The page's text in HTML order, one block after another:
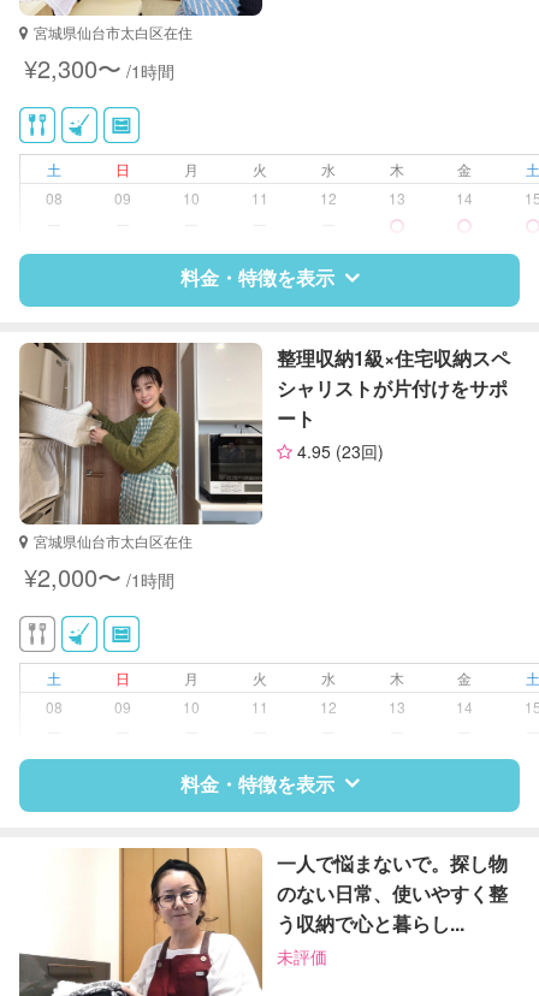
対応可能/特徴
ゴミの分別/ゴミ出し
夜間対応
片付け/整理整頓
宮城県仙台市太白区在住
¥2,300〜 /1時間
土 日 月 火 水 木 金
08
09 10 11 12 13 14
料金・特徴を表示
特徴 料金 レビュー
サポートの特徴
資格 整理収納アドバイザー1級
対応可能/特徴
掃除（洗面所、お風呂場、お手洗
ゴミの分別/ゴミ出し
近隣買い物
家庭料理
早朝対応
夜間対応
片付け/整理整頓
整理収納1級×住宅収納スペ
シャリストが片付けをサポ
ート
4.95 (23回)
宮城県仙台市太白区在住
¥2,000〜 /1時間
土 日 月 火 水 木 金
08
09 10 11 12 13 14
料金・特徴を表示
料金 レビュー
サポートの特徴
資格 整理収納アドバイザー1級
一人で悩まないで。探し物
のない日常、使いやすく整
う収納で心と暮らし...
未評価